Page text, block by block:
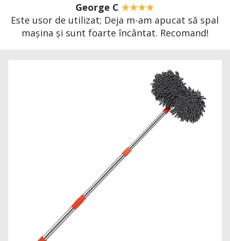
George C★★★★
Este usor de utilizat; Deja m-am apucat să spal
mașina și sunt foarte încântat. Recomand!